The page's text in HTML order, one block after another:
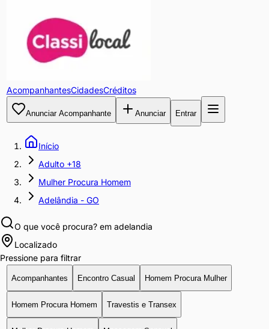
AcompanhantesCidadesCréditos
Anunciar Acompanhante Anunciar Entrar
Início
Adulto +18
Mulher Procura Homem
Adelândia - GO
O que você procura? em adelandia
Localizado
Pressione para filtrar
Acompanhantes Encontro Casual Homem Procura Mulher
Homem Procura Homem Travestis e Transex